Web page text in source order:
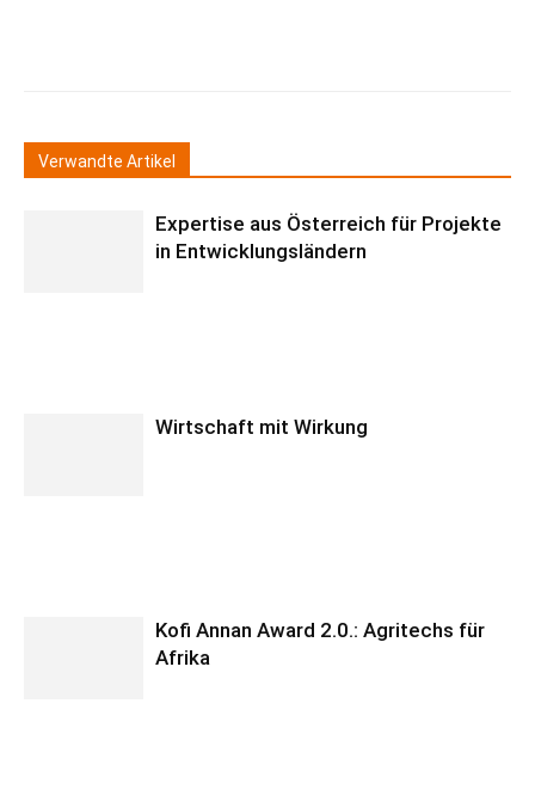
Verwandte Artikel
Expertise aus Österreich für Projekte
in Entwicklungsländern
Wirtschaft mit Wirkung
Kofi Annan Award 2.0.: Agritechs für
Afrika